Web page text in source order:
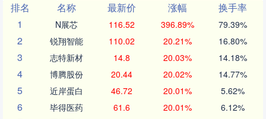
排名
名称 最新价 涨幅
换手率
1
N展芯 116.52 396.89% 79.39%
2 锐翔智能 110.02 20.21% 16.80%
3 志特新材 14.8 20.03% 14.18%
4 博腾股份 20.44 20.02% 14.77%
5 近岸蛋白 46.72 20.01% 5.62%
6 毕得医药 61.6 20.01% 6.12%